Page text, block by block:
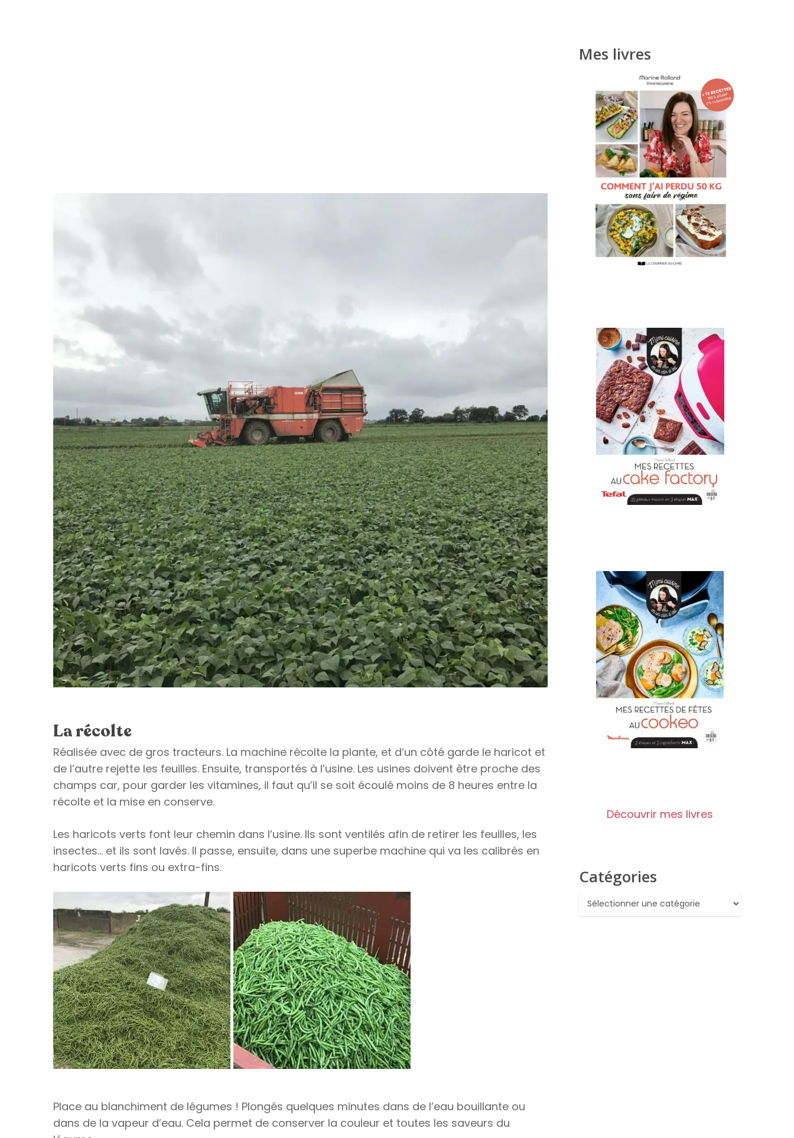
La récolte
Réalisée avec de gros tracteurs. La machine récolte la plante, et d’un côté garde le haricot et
de l’autre rejette les feuilles. Ensuite, transportés à l’usine. Les usines doivent être proche des
champs car, pour garder les vitamines, il faut qu’il se soit écoulé moins de 8 heures entre la
récolte et la mise en conserve.
Les haricots verts font leur chemin dans l’usine. Ils sont ventilés afin de retirer les feuilles, les
insectes… et ils sont lavés. Il passe, ensuite, dans une superbe machine qui va les calibrés en
haricots verts fins ou extra-fins.
Place au blanchiment de légumes ! Plongés quelques minutes dans de l’eau bouillante ou
dans de la vapeur d’eau. Cela permet de conserver la couleur et toutes les saveurs du
Mes livres
Découvrir mes livres
Catégories
Catégories